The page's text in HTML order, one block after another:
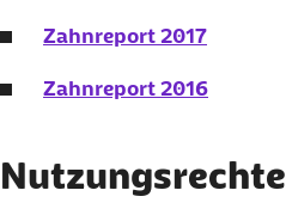
Zahnreport 2017
Zahnreport 2016
Nutzungsrechte